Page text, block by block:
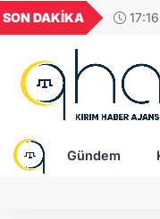
SON DAKİKA
GEL
18,1940
Gündem